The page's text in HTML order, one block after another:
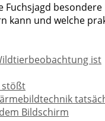
kann und welche
ist
stößt
Bildschirm